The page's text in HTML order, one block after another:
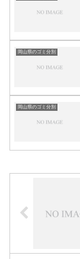
岡山県のゴミ分別
岡山県のゴミ分別